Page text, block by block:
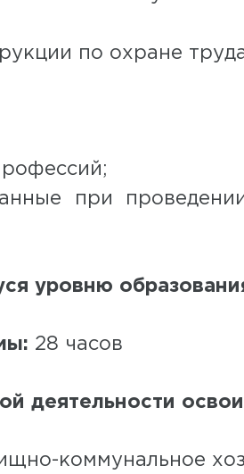
по охране
при
уровню
28 часов
деятельности
коммунальное